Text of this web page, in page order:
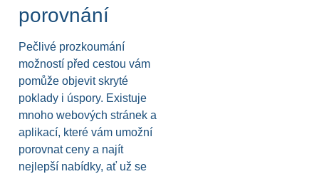
porovnání
Pečlivé prozkoumání
možností před cestou vám
pomůže objevit skryté
poklady i úspory. Existuje
mnoho webových stránek a
aplikací, které vám umožní
porovnat ceny a najít
nejlepší nabídky, ať už se